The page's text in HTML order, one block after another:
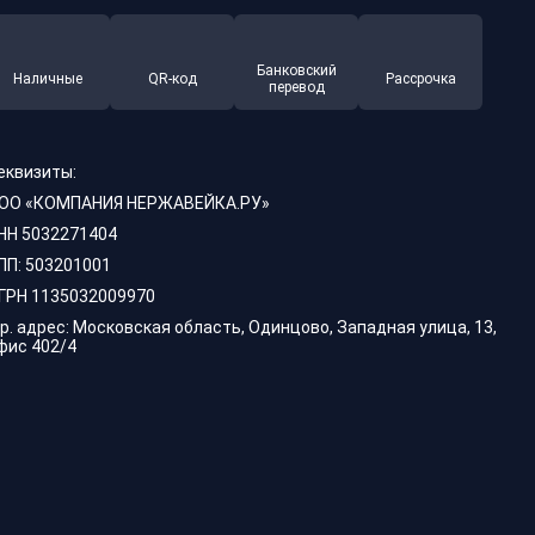
Наличные QR-код
Банковский
перевод
Рассрочка
«КОМПАНИЯ НЕРЖАВЕЙКА.РУ»
5032271404
503201001
1135032009970
адрес: Московская область, Одинцово, Западная улица, 13,
402/4